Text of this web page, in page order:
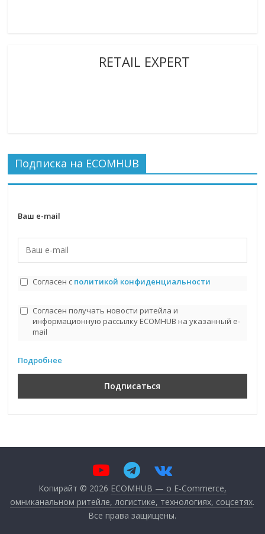
RETAIL EXPERT
Подписка на ECOMHUB
Ваш e-mail
Согласен с политикой конфиденциальности
Согласен получать новости ритейла и
информационную рассылку ECOMHUB на указанный e-
mail
Подробнее
Копирайт © 2026 ECOMHUB — о E-Commerce,
омниканальном ритейле, логистике, технологиях, соцсетях.
Все права защищены.